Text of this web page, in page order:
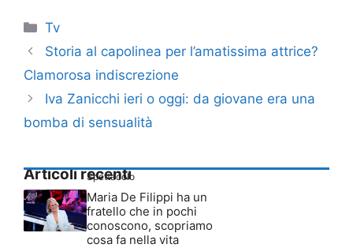
Categorie
Tv
Storia al capolinea per l’amatissima attrice?
Clamorosa indiscrezione
Iva Zanicchi ieri o oggi: da giovane era una
bomba di sensualità
Articoli recenti
Spettacolo
Maria De Filippi ha un
fratello che in pochi
conoscono, scopriamo
cosa fa nella vita